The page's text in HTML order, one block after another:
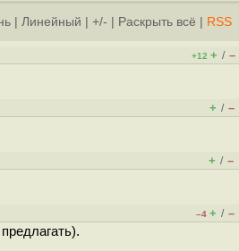
Линейный +/- Раскрыть всё RSS
+12 + / –
+ / –
+ / –
–4 + / –